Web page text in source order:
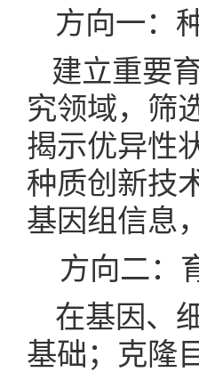
方向一：
建立重要
究领域，筛
揭示优异性
种质创新技
基因组信息
方向二：
在基因、
基础；克隆